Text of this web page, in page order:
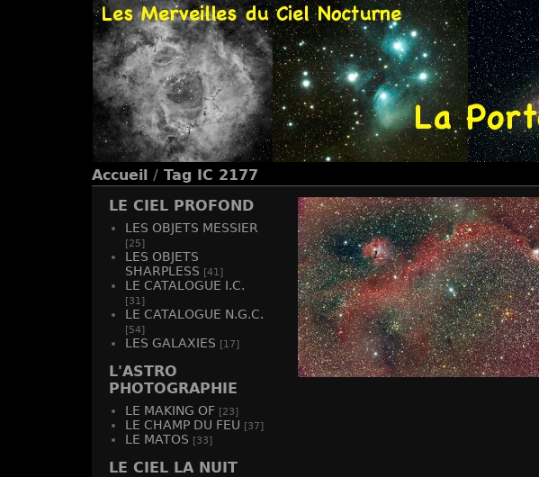
Accueil / Tag IC 2177
LE CIEL PROFOND
LES OBJETS MESSIER
[25]
LES OBJETS
SHARPLESS [41]
LE CATALOGUE I.C.
[31]
LE CATALOGUE N.G.C.
[54]
LES GALAXIES [17]
L'ASTRO
PHOTOGRAPHIE
LE MAKING OF [23]
LE CHAMP DU FEU [37]
LE MATOS [33]
LE CIEL LA NUIT